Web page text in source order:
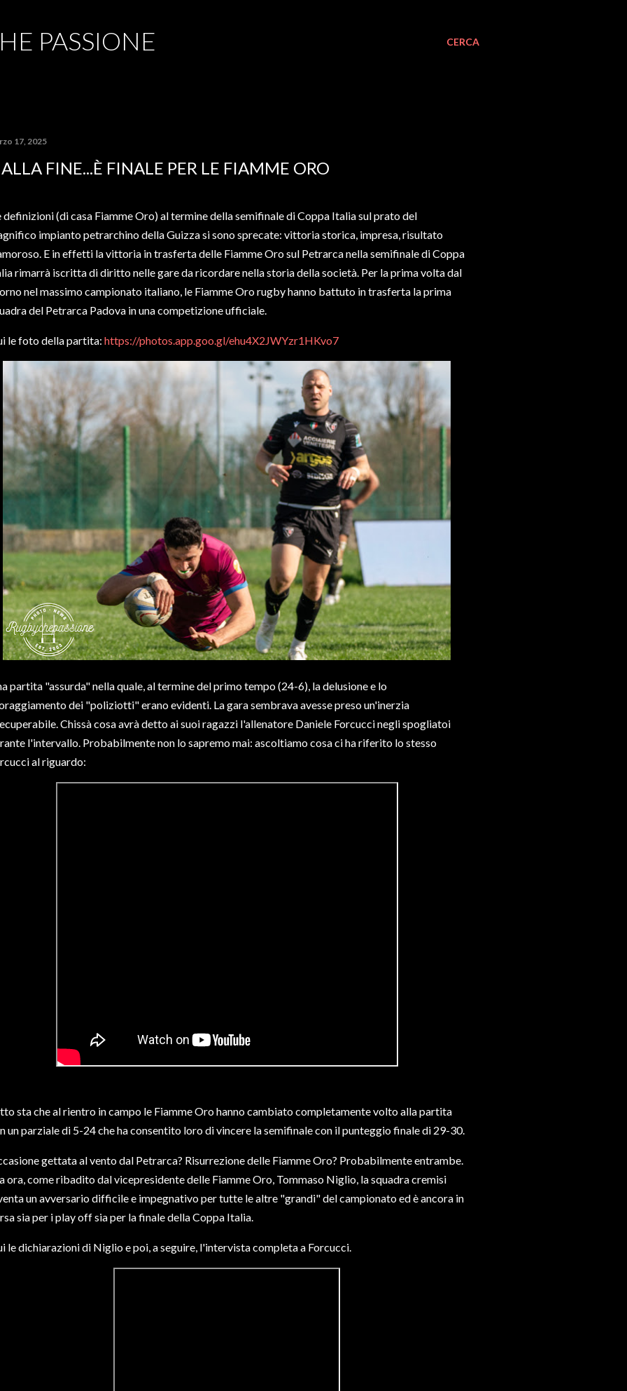
CERCA
PASSIONE
17, 2025
FINE...È FINALE PER LE FIAMME ORO
definizioni (di casa Fiamme Oro) al termine della semifinale di Coppa Italia sul prato del
impianto petrarchino della Guizza si sono sprecate: vittoria storica, impresa, risultato
E in effetti la vittoria in trasferta delle Fiamme Oro sul Petrarca nella semifinale di Coppa
rimarrà iscritta di diritto nelle gare da ricordare nella storia della società. Per la prima volta dal
nel massimo campionato italiano, le Fiamme Oro rugby hanno battuto in trasferta la prima
del Petrarca Padova in una competizione ufficiale.
le foto della partita: https://photos.app.goo.gl/ehu4X2JWYzr1HKvo7
partita "assurda" nella quale, al termine del primo tempo (24-6), la delusione e lo
dei "poliziotti" erano evidenti. La gara sembrava avesse preso un'inerzia
Chissà cosa avrà detto ai suoi ragazzi l'allenatore Daniele Forcucci negli spogliatoi
l'intervallo. Probabilmente non lo sapremo mai: ascoltiamo cosa ci ha riferito lo stesso
al riguardo:
sta che al rientro in campo le Fiamme Oro hanno cambiato completamente volto alla partita
un parziale di 5-24 che ha consentito loro di vincere la semifinale con il punteggio finale di 29-30.
gettata al vento dal Petrarca? Risurrezione delle Fiamme Oro? Probabilmente entrambe.
ora, come ribadito dal vicepresidente delle Fiamme Oro, Tommaso Niglio, la squadra cremisi
un avversario difficile e impegnativo per tutte le altre "grandi" del campionato ed è ancora in
sia per i play off sia per la finale della Coppa Italia.
le dichiarazioni di Niglio e poi, a seguire, l'intervista completa a Forcucci.